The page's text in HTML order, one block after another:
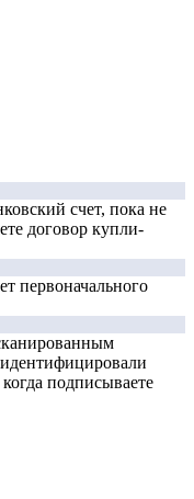
счет, пока не
договор купли-
первоначального
подписываете